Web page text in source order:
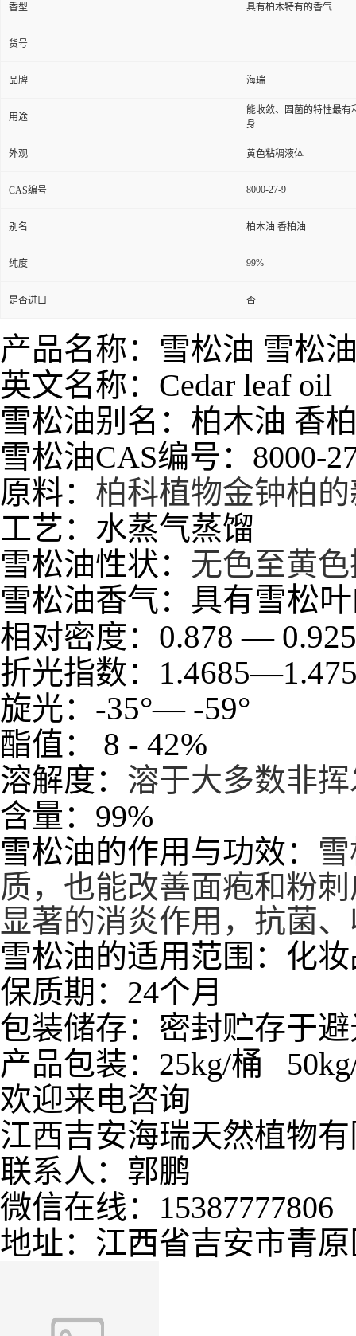
香型 具有柏木特有的香气
货号
品牌 海瑞
用途
能收敛、圄菌的特性最有
身
外观 黄色粘稠液体
CAS编号 8000-27-9
别名 柏木油 香柏油
纯度 99%
是否进口 否
产品名称：雪松油 雪松
英文名称：Cedar leaf oil
雪松油别名：柏木油 香
雪松油CAS编号：8000-
原料： 柏科植物金钟柏
工艺：水蒸气蒸馏
雪松油性状： 无色至黄
雪松油香气：具有雪松
相对密度： 0.878—
折光指数： 1.4685—
旋光： -35°—-59°
酯值： 8 - 42%
溶解度： 溶于大多数非
含量：99%
雪松油的作用与功效：
质，也能改善面疱和粉
显著的消炎作用，抗菌
雪松油的适用范围：化
保质期：24个月
包装储存：密封贮存于
产品包装：25kg/桶
欢迎来电咨询
江西吉安海瑞天然植物
联系人：郭鹏
微信在线：15387777806
地址：江西省吉安市青